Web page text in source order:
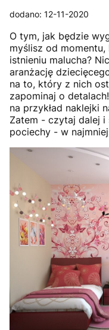
dodano: 12-11-2020
O tym, jak będzie
myślisz od momentu,
istnieniu malucha?
aranżację
na to, który z nich
zapominaj o
na przykład naklejki
Zatem - czytaj dalej
pociechy - w